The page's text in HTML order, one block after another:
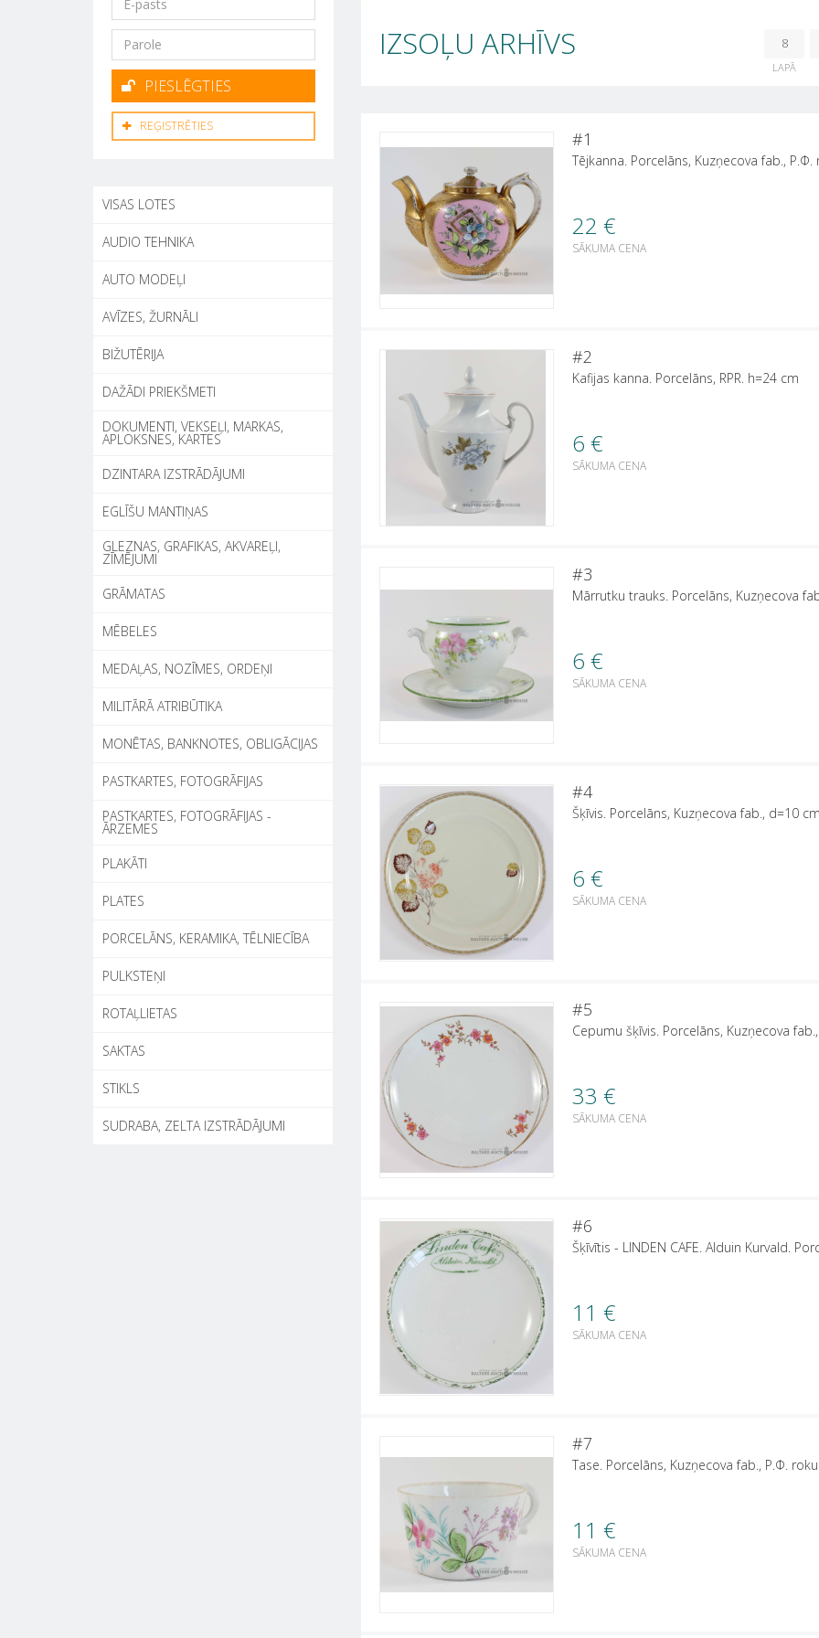
PIESLĒGTIES
REĢISTRĒTIES
VISAS LOTES
AUDIO TEHNIKA
AUTO MODEĻI
AVĪZES, ŽURNĀLI
BIŽUTĒRIJA
DAŽĀDI PRIEKŠMETI
DOKUMENTI, VEKSEĻI, MARKAS,
APLOKSNES, KARTES
DZINTARA IZSTRĀDĀJUMI
EGLĪŠU MANTIŅAS
GLEZNAS, GRAFIKAS, AKVAREĻI,
ZĪMĒJUMI
GRĀMATAS
MĒBELES
MEDAĻAS, NOZĪMES, ORDEŅI
MILITĀRĀ ATRIBŪTIKA
MONĒTAS, BANKNOTES, OBLIGĀCIJAS
PASTKARTES, FOTOGRĀFIJAS
PASTKARTES, FOTOGRĀFIJAS -
ĀRZEMES
PLAKĀTI
PLATES
PORCELĀNS, KERAMIKA, TĒLNIECĪBA
PULKSTEŅI
ROTAĻLIETAS
SAKTAS
STIKLS
SUDRABA, ZELTA IZSTRĀDĀJUMI
IZSOĻU ARHĪVS 8
LAPĀ
#1
Tējkanna. Porcelāns, Kuzņecova fab.,
22 €
SĀKUMA CENA
#2
Kafijas kanna. Porcelāns, RPR. h=24 cm
6 €
SĀKUMA CENA
#3
Mārrutku trauks. Porcelāns, Kuzņecova
6 €
SĀKUMA CENA
#4
Šķīvis. Porcelāns, Kuzņecova fab., d=10 cm
6 €
SĀKUMA CENA
#5
Cepumu šķīvis. Porcelāns, Kuzņecova
33 €
SĀKUMA CENA
#6
Šķīvītis - LINDEN CAFE. Alduin Kurvald.
11 €
SĀKUMA CENA
#7
Tase. Porcelāns, Kuzņecova fab., Р.Ф.
11 €
SĀKUMA CENA